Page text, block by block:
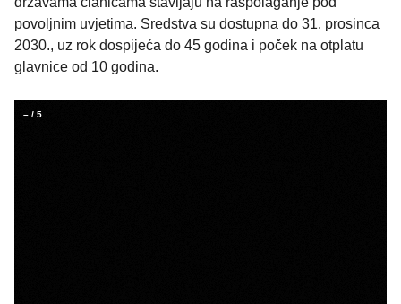
povoljnim uvjetima. Sredstva su dostupna do 31. prosinca
2030., uz rok dospijeća do 45 godina i poček na otplatu
glavnice od 10 godina.
– / 5